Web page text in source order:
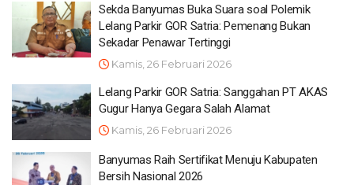
Sekda Banyumas Buka Suara soal Polemik
Lelang Parkir GOR Satria: Pemenang Bukan
Sekadar Penawar Tertinggi
Kamis, 26 Februari 2026
Lelang Parkir GOR Satria: Sanggahan PT AKAS
Gugur Hanya Gegara Salah Alamat
Kamis, 26 Februari 2026
Banyumas Raih Sertifikat Menuju Kabupaten
Bersih Nasional 2026